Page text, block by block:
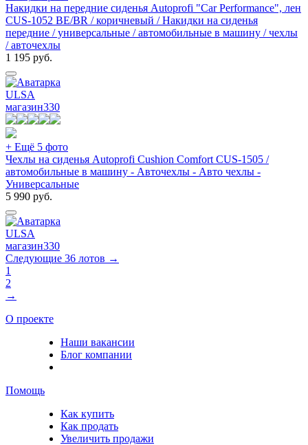
Накидки на передние сиденья Autoprofi "Car Performance", лен
CUS-1052 BE/BR / коричневый / Накидки на сиденья
передние / универсальные / автомобильные в машину / чехлы
/ авточехлы
1 195 руб.
ULSA
магазин330
+ Ещё 5 фото
Чехлы на сиденья Autoprofi Cushion Comfort CUS-1505 /
автомобильные в машину - Авточехлы - Авто чехлы -
Универсальные
5 990 руб.
ULSA
магазин330
Следующие 36 лотов →
1
2
→
О проекте
Наши вакансии
Блог компании
Помощь
Как купить
Как продать
Увеличить продажи